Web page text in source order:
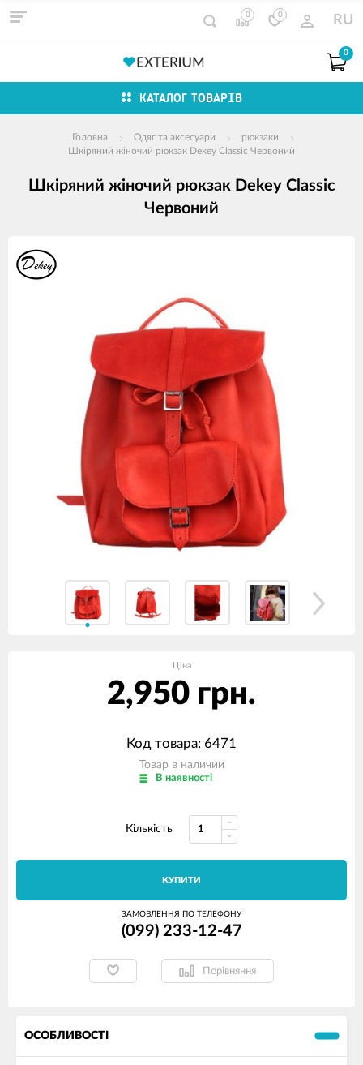
0 0 RU
0
КАТАЛОГ ТОВАРІВ
Головна Одяг та аксесуари
рюкзаки
Шкіряний жіночий рюкзак Dekey Classic Червоний
Шкіряний жіночий рюкзак Dekey Classic
Червоний
зображення
продуктів
Ціна
2,950 грн.
Код товара: 6471
Товар в наличии
В наявності
Кількість
КУПИТИ
ЗАМОВЛЕННЯ ПО ТЕЛЕФОНУ
(099) 233-12-47
Порівняння
ОСОБЛИВОСТІ